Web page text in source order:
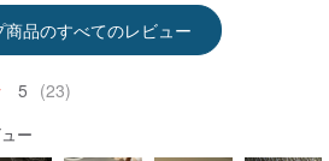
商品のすべてのレビュー
5 (23)
ー